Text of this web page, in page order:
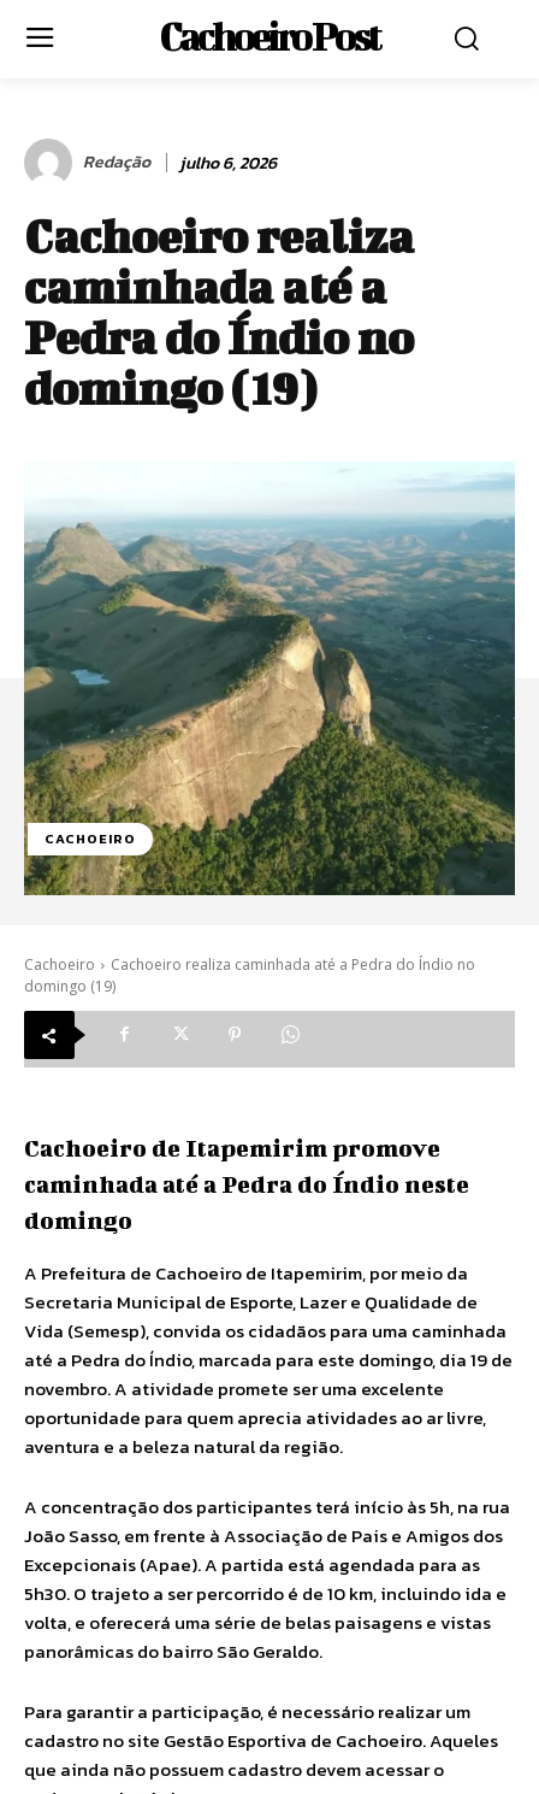
Cachoeiro Post
Redação julho 6, 2026
Cachoeiro realiza
caminhada até a
Pedra do Índio no
domingo (19)
CACHOEIRO
Cachoeiro
Cachoeiro realiza caminhada até a Pedra do Índio no
domingo (19)
Cachoeiro de Itapemirim promove
caminhada até a Pedra do Índio neste
domingo
A Prefeitura de Cachoeiro de Itapemirim, por meio da
Secretaria Municipal de Esporte, Lazer e Qualidade de
Vida (Semesp), convida os cidadãos para uma caminhada
até a Pedra do Índio, marcada para este domingo, dia 19 de
novembro. A atividade promete ser uma excelente
oportunidade para quem aprecia atividades ao ar livre,
aventura e a beleza natural da região.
A concentração dos participantes terá início às 5h, na rua
João Sasso, em frente à Associação de Pais e Amigos dos
Excepcionais (Apae). A partida está agendada para as
5h30. O trajeto a ser percorrido é de 10 km, incluindo ida e
volta, e oferecerá uma série de belas paisagens e vistas
panorâmicas do bairro São Geraldo.
Para garantir a participação, é necessário realizar um
cadastro no site Gestão Esportiva de Cachoeiro. Aqueles
que ainda não possuem cadastro devem acessar o